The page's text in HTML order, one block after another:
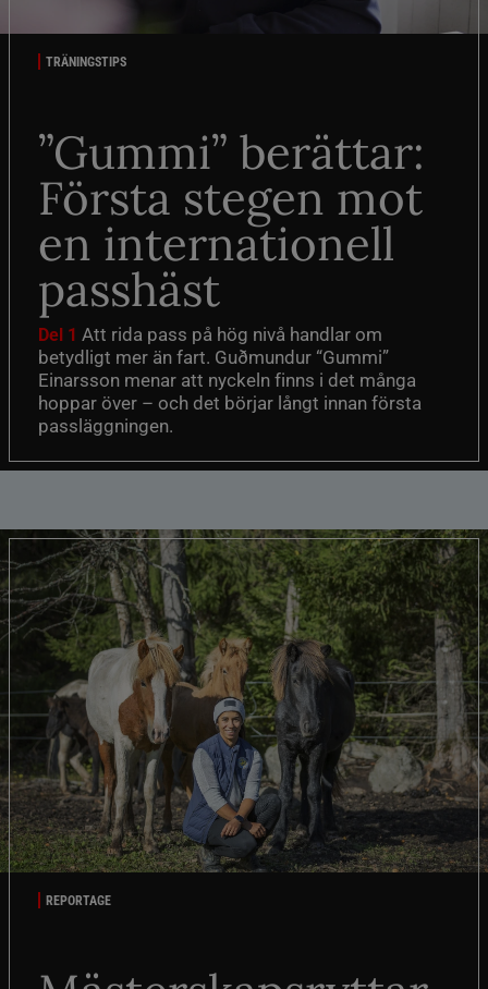
TRÄNINGSTIPS
”Gummi” berättar:
Första stegen mot
en internationell
passhäst
Del 1 Att rida pass på hög nivå handlar om
betydligt mer än fart. Guðmundur “Gummi”
Einarsson menar att nyckeln finns i det många
hoppar över – och det börjar långt innan första
passläggningen.
REPORTAGE